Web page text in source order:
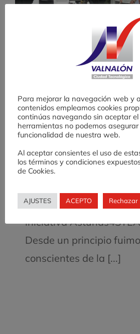
El contexto importa: la
formación del
en centros de
Una de las facetas más
desconocidas de
la labor que ha venido
desarrollando en el
tecnológica a través de la
iniciativa
Desde un principio
conscientes de la [...]
Para mejorar la navegación web y
contenidos empleamos cookies
continúas navegando sin aceptar el
herramientas no podemos
funcionalidad de nuestra web.
Al aceptar consientes el uso de
los términos y condiciones
de Cookies.
AJUSTES ACEPTO Rechazar